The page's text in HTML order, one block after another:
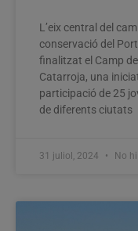
L’eix central del
conservació del
finalitzat el Camp
Catarroja, una
participació de 25
de diferents ciutats
31 juliol, 2024 No